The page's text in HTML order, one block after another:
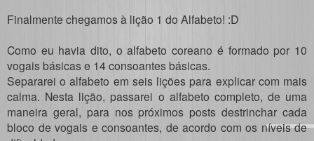
Finalmente chegamos à lição 1 do Alfabeto! :D
Como eu havia dito, o alfabeto coreano é formado por 10
vogais básicas e 14 consoantes básicas.
Separarei o alfabeto em seis lições para explicar com mais
calma. Nesta lição, passarei o alfabeto completo, de uma
maneira geral, para nos próximos posts destrinchar cada
bloco de vogais e consoantes, de acordo com os níveis de